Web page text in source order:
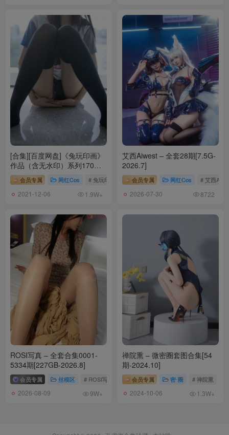
[合集][百度网盘]《兔玩印画》
作品（含无水印）系列170期
[44.76GB]
会员专属 网红Cos # 兔玩印画
2021-12-06 1.9W+
艾西Aiwest – 全套28期[7.5G-
2026.7]
会员专属 网红Cos # 艾西
2026-07-30 8722
ROSI写真 – 全套合集0001-
5334期[227GB-2026.8]
会员专属 丝模区 # ROSI写真
2026-08-09 9W+
禅院熏 – 微密圈套图合集[54
期-2024.10]
会员专属 密⋅圈 # 禅院熏
2024-10-06 1.3W+